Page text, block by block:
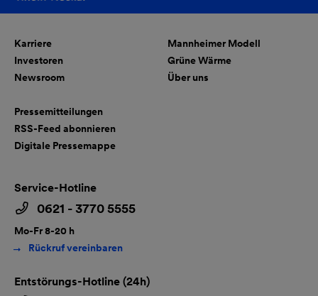
Karriere
Investoren
Newsroom
Mannheimer Modell
Grüne Wärme
Über uns
Pressemitteilungen
RSS-Feed abonnieren
Digitale Pressemappe
Service-Hotline
0621 - 3770 5555
Mo-Fr 8-20 h
Rückruf vereinbaren
Entstörungs-Hotline (24h)